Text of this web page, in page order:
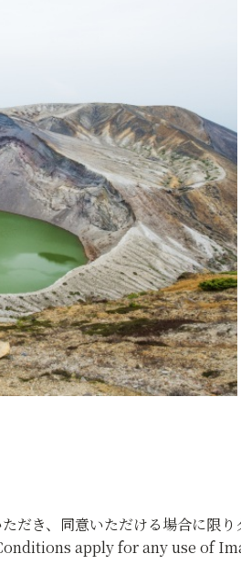
だき、同意いただける場合に限り
apply for any use of